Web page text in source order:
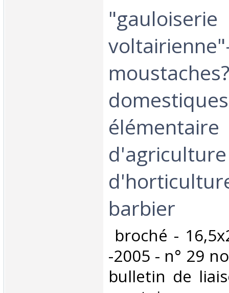
"gauloiserie
élémentaire
barbier‎
broché -
-2005 - n° 29
bulletin de